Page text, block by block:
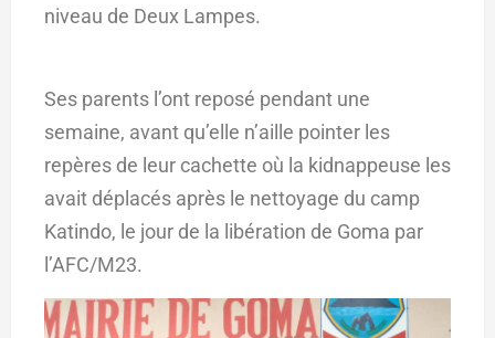
niveau de Deux Lampes.
Ses parents l’ont reposé pendant une
semaine, avant qu’elle n’aille pointer les
repères de leur cachette où la kidnappeuse les
avait déplacés après le nettoyage du camp
Katindo, le jour de la libération de Goma par
l’AFC/M23.